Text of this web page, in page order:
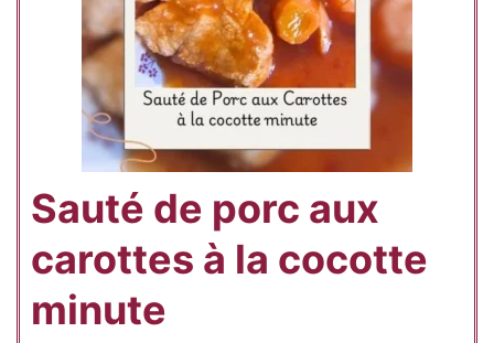
Sauté de porc aux
carottes à la cocotte
minute